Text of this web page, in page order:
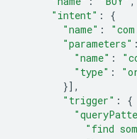
"intent" :
{
"name" :
"parameters" :
"name" :
"type" :
}],
"trigger" :
{
"find